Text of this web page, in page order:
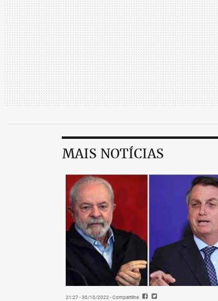
MAIS NOTÍCIAS
21:27 - 30/10/2022- Compartilhe